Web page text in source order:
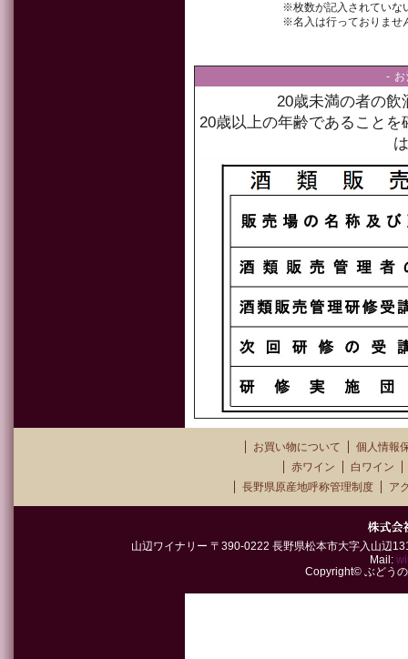
※枚数が記入されていな
※名入は行っておりませ
- お
20歳未満の者の飲
20歳以上の年齢であること
お買い物について
個人情報
赤ワイン
白ワイン
長野県原産地呼称管理制度
ア
山辺ワイナリー 〒390-0222 長野県松本市大字入山辺
Mail:
Copyright© ぶどう